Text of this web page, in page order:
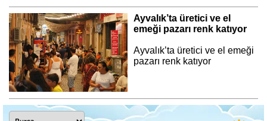
Ayvalık’ta üretici ve el
emeği pazarı renk katıyor
Ayvalık’ta üretici ve el emeği
pazarı renk katıyor